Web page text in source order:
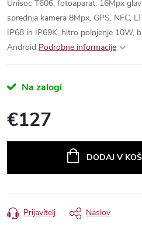
Unisoc T606, fotoaparat: 16Mpx
sprednja kamera 8Mpx, GPS, NFC,
IP68 in IP69K, hitro polnjenje 10W,
Android
Na zalogi
€127